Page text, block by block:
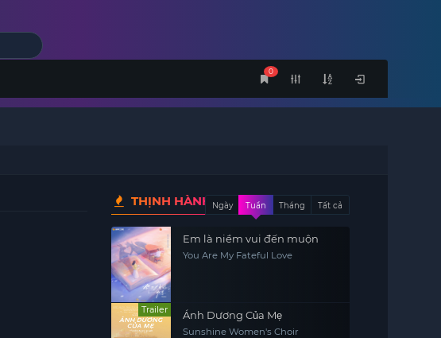
0
THỊNH HÀNHNgày Tuần Tháng Tất cả
Em là niềm vui đến muộn
You Are My Fateful Love
Trailer Ánh Dương Của Mẹ
Sunshine Women's Choir